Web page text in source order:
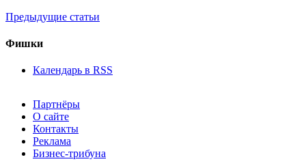
Предыдущие статьи
Фишки
Календарь в RSS
Партнёры
О сайте
Контакты
Реклама
Бизнес-трибуна